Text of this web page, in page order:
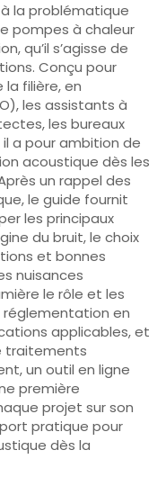
la problématique
pompes à chaleur
qu’il s’agisse de
Conçu pour
filière, en
les assistants à
les bureaux
a pour ambition de
acoustique dès les
un rappel des
le guide fournit
les principaux
du bruit, le choix
et bonnes
nuisances
le rôle et les
réglementation en
applicables, et
traitements
un outil en ligne
première
projet sur son
pratique pour
dès la